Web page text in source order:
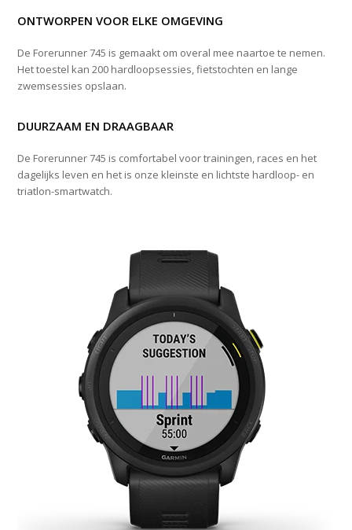
ONTWORPEN VOOR ELKE OMGEVING
De Forerunner 745 is gemaakt om overal mee naartoe te nemen.
Het toestel kan 200 hardloopsessies, fietstochten en lange
zwemsessies opslaan.
DUURZAAM EN DRAAGBAAR
De Forerunner 745 is comfortabel voor trainingen, races en het
dagelijks leven en het is onze kleinste en lichtste hardloop- en
triatlon-smartwatch.